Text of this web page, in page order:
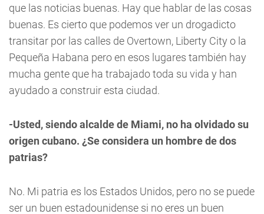
que las noticias buenas. Hay que hablar de las cosas
buenas. Es cierto que podemos ver un drogadicto
transitar por las calles de Overtown, Liberty City o la
Pequeña Habana pero en esos lugares también hay
mucha gente que ha trabajado toda su vida y han
ayudado a construir esta ciudad.
-Usted, siendo alcalde de Miami, no ha olvidado su
origen cubano. ¿Se considera un hombre de dos
patrias?
No. Mi patria es los Estados Unidos, pero no se puede
ser un buen estadounidense si no eres un buen